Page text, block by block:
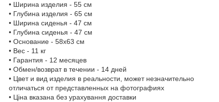
• Ширина изделия - 55 см
• Глубина изделия - 65 см
• Ширина сиденья - 47 см
• Глубина сиденья - 47 см
• Основание - 58х63 см
• Вес - 11 кг
• Гарантия - 12 месяцев
• Обмен/возврат в течении - 14 дней
• Цвет и вид изделия в реальности, может незначительно
отличаться от представленных на фотографиях
• Ціна вказана без урахування доставки